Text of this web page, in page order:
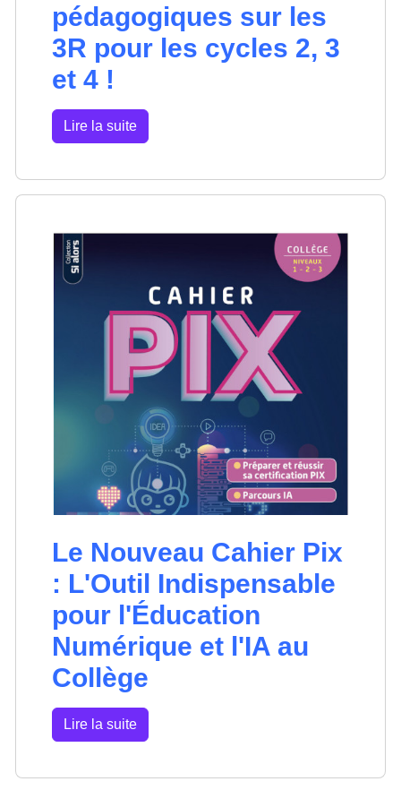
pédagogiques sur les
3R pour les cycles 2, 3
et 4 !
Lire la suite
Le Nouveau Cahier Pix
: L'Outil Indispensable
pour l'Éducation
Numérique et l'IA au
Collège
Lire la suite